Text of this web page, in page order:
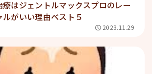
はジェントルマックスプロのレー
がいい理由ベスト５
2023.11.29